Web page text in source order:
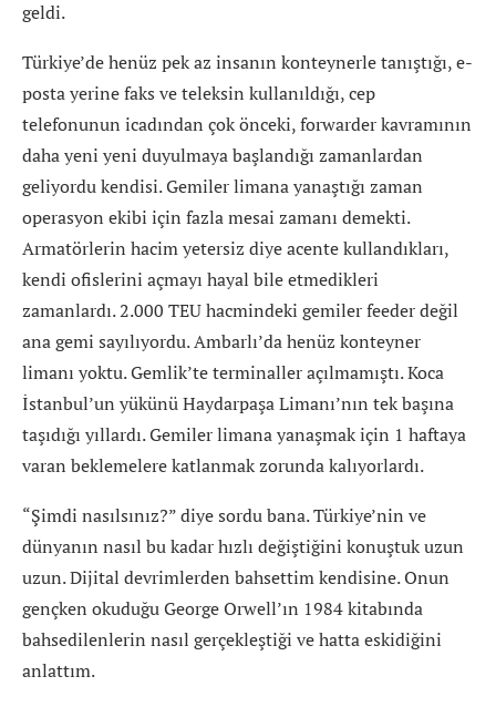
geldi.
Türkiye’de henüz pek az insanın konteynerle tanıştığı, e-
posta yerine faks ve teleksin kullanıldığı,cep
telefonunun icadından çok önceki, forwarder kavramının
daha yeni yeni duyulmaya başlandığı zamanlardan
geliyordu kendisi. Gemiler limana yanaştığı zaman
operasyon ekibi için fazla mesai zamanı demekti.
Armatörlerin hacim yetersiz diye acente kullandıkları,
kendi ofislerini açmayı hayal bile etmedikleri
zamanlardı. 2.000 TEU hacmindeki gemiler feeder değil
ana gemi sayılıyordu. Ambarlı’da henüz konteyner
limanı yoktu. Gemlik’te terminaller açılmamıştı. Koca
İstanbul’un yükünü Haydarpaşa Limanı’nın tek başına
taşıdığı yıllardı. Gemiler limana yanaşmak için 1 haftaya
varan beklemelere katlanmak zorunda kalıyorlardı.
“Şimdi nasılsınız?” diye sordu bana. Türkiye’nin ve
dünyanın nasıl bu kadar hızlı değiştiğini konuştuk uzun
uzun. Dijital devrimlerden bahsettim kendisine. Onun
gençken okuduğu George Orwell’ın 1984 kitabında
bahsedilenlerin nasıl gerçekleştiği ve hatta eskidiğini
anlattım.